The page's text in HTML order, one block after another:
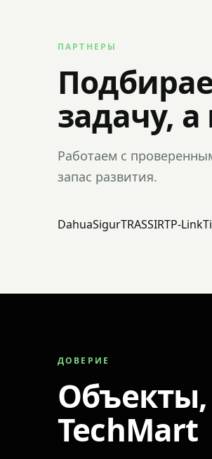
ПАРТНЕРЫ
задачу,
Работаем с
запас развития.
DahuaSigurTRASSIRTP-Link
ДОВЕРИЕ
TechMart